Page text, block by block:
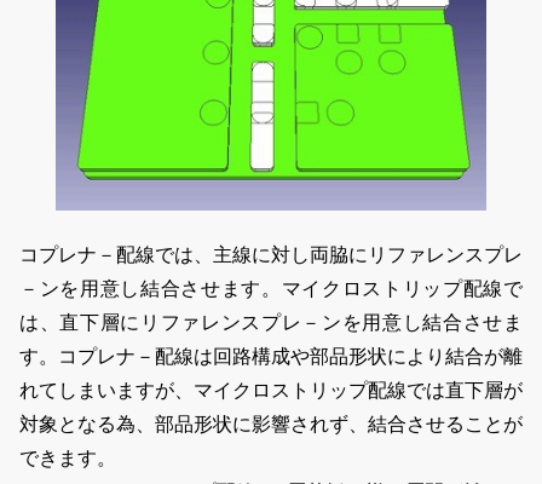
コプレナ－配線では、主線に対し両脇にリファレンスプレ
－ンを用意し結合させます。マイクロストリップ配線で
は、直下層にリファレンスプレ－ンを用意し結合させま
す。コプレナ－配線は回路構成や部品形状により結合が離
れてしまいますが、マイクロストリップ配線では直下層が
対象となる為、部品形状に影響されず、結合させることが
できます。